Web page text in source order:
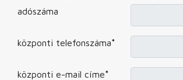
adószáma
központi telefonszáma*
központi e-mail címe*